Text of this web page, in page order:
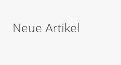
Neue Artikel